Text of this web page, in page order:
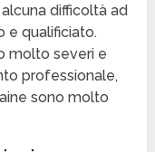
difficoltà ad
e qualificiato.
molto severi e
professionale,
sono molto